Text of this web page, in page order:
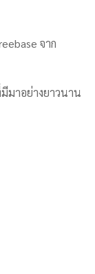
จาก
มาอย่างยาวนาน